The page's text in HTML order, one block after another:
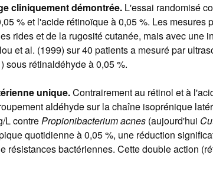
cliniquement démontrée. L'essai randomisé
% et l'acide rétinoïque à 0,05 %. Les
rides et de la rugosité cutanée, mais avec
et al. (1999) sur 40 patients a mesuré par
sous rétinaldéhyde à 0,05 %.
unique.Contrairement au rétinol et à
aldéhyde sur la chaîne isoprénique
L contrePropionibacterium acnes (aujourd'hui
quotidienne à 0,05 %, une réduction
résistances bactériennes. Cette double action